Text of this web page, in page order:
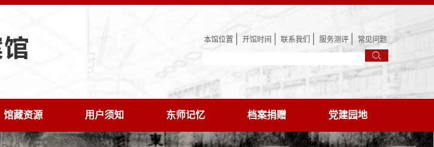
本馆位置 开馆时间 联系我们 服务测评 常见问题
馆藏资源 用户须知 东师记忆 档案捐赠 党建园地